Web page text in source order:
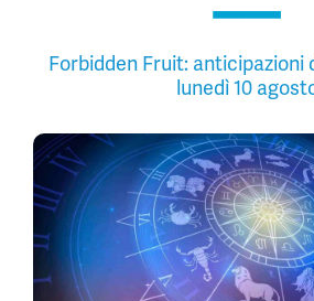
Forbidden Fruit: anticipazioni
lunedì 10